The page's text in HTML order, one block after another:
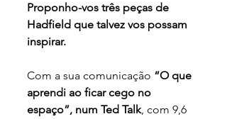
Proponho-vos três peças de
Hadfield que talvez vos possam
inspirar.
Com a sua comunicação “O que
aprendi ao ficar cego no
espaço”, num Ted Talk, com 9,6